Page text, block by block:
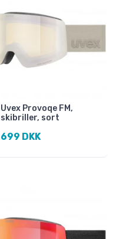
Uvex Provoqe FM,
skibriller, sort
699 DKK